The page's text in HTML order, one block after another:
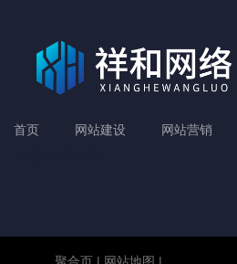
首页 网站建设 网站营销
聚合页 | 网站地图 |